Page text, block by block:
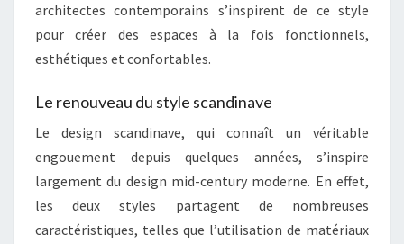
architectes contemporains s’inspirent de ce style
pour créer des espaces à la fois fonctionnels,
esthétiques et confortables.
Le renouveau du style scandinave
Le design scandinave, qui connaît un véritable
engouement depuis quelques années, s’inspire
largement du design mid-century moderne. En effet,
les deux styles partagent de nombreuses
caractéristiques, telles que l’utilisation de matériaux